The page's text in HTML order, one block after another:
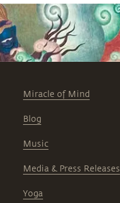
Miracle of Mind
Blog
Music
Media & Press Releases
Yoga